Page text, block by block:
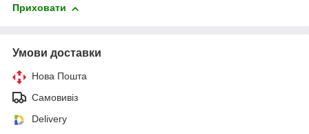
Приховати
Умови доставки
Нова Пошта
Самовивіз
Delivery